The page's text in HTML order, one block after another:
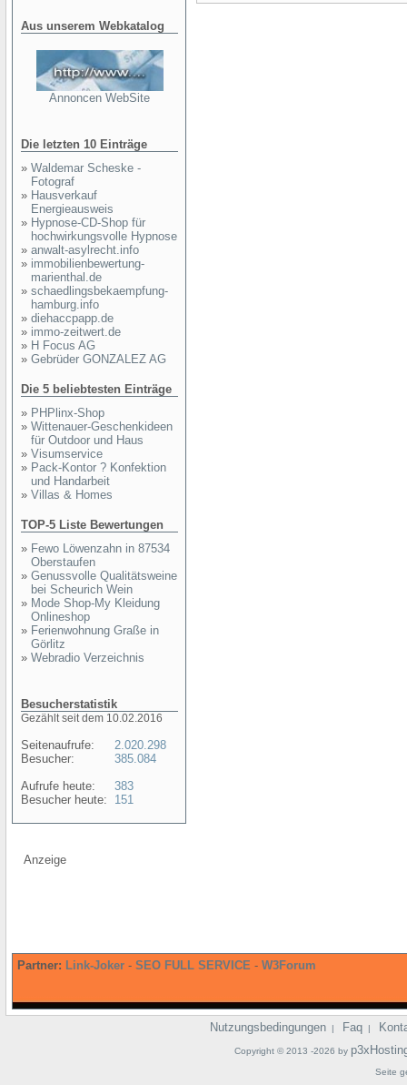
Aus unserem Webkatalog
Annoncen WebSite
Die letzten 10 Einträge
» Waldemar Scheske -
Fotograf
» Hausverkauf
Energieausweis
» Hypnose-CD-Shop für
hochwirkungsvolle Hypnose
» anwalt-asylrecht.info
» immobilienbewertung-
marienthal.de
» schaedlingsbekaempfung-
hamburg.info
» diehaccpapp.de
» immo-zeitwert.de
» H Focus AG
» Gebrüder GONZALEZ AG
Die 5 beliebtesten Einträge
» PHPlinx-Shop
» Wittenauer-Geschenkideen
für Outdoor und Haus
» Visumservice
» Pack-Kontor ? Konfektion
und Handarbeit
» Villas & Homes
TOP-5 Liste Bewertungen
» Fewo Löwenzahn in 87534
Oberstaufen
» Genussvolle Qualitätsweine
bei Scheurich Wein
» Mode Shop-My Kleidung
Onlineshop
» Ferienwohnung Graße in
Görlitz
» Webradio Verzeichnis
Besucherstatistik
Gezählt seit dem 10.02.2016
Seitenaufrufe:
Besucher:
Aufrufe heute:
Besucher heute:
2.020.298
385.084
383
151
Anzeige
Partner: Link-Joker - SEO FULL SERVICE - W3Forum
Nutzungsbedingungen | Faq |
Copyright © 2013 -2026 by
Seite